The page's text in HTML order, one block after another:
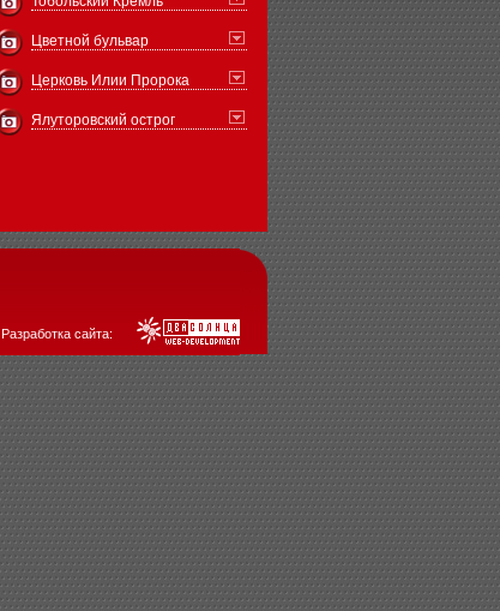
Цветной бульвар
Церковь Илии Пророка
Ялуторовский острог
Разработка сайта: